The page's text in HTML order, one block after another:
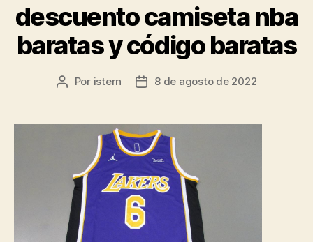
descuento camiseta nba
baratas y código baratas
Autor
entrada
Por istern
Fecha
entrada
8 de agosto de 2022